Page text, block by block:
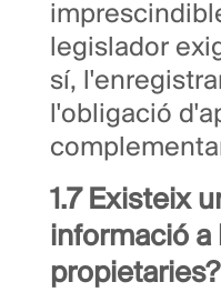
legislador
sí,
l'obligació
1.7 Existeix
informació a
propietaries?